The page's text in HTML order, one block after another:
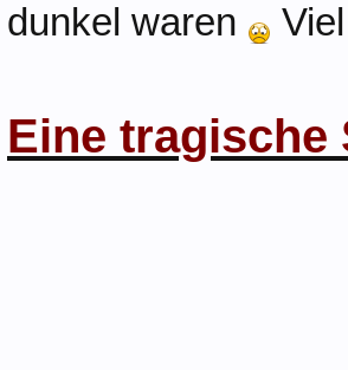
dunkel waren
Eine tragische